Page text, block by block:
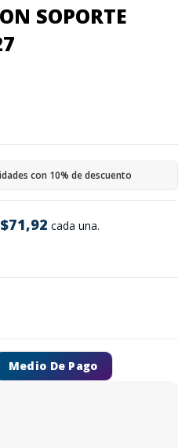
SOPORTE
$71,92 cada una.
con 10% de descuento
Medio De Pago